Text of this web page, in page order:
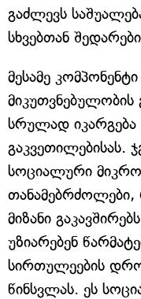
გაძლევს
სხვებთან
მესამე
სრულად
გაკვეთილებისას.
სოციალური
მიზანი
უზიარებენ
სირთულეების
წინსვლას. ეს